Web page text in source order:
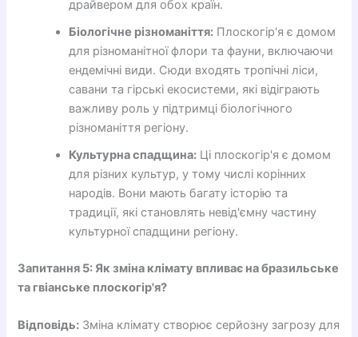
драйвером для обох країн.
Біологічне різноманіття: Плоскогір'я є домом
для різноманітної флори та фауни, включаючи
ендемічні види. Сюди входять тропічні ліси,
савани та гірські екосистеми, які відіграють
важливу роль у підтримці біологічного
різноманіття регіону.
Культурна спадщина: Ці плоскогір'я є домом
для різних культур, у тому числі корінних
народів. Вони мають багату історію та
традиції, які становлять невід'ємну частину
культурної спадщини регіону.
Запитання 5: Як зміна клімату впливає на бразильське
та гвіанське плоскогір'я?
Відповідь: Зміна клімату створює серйозну загрозу для